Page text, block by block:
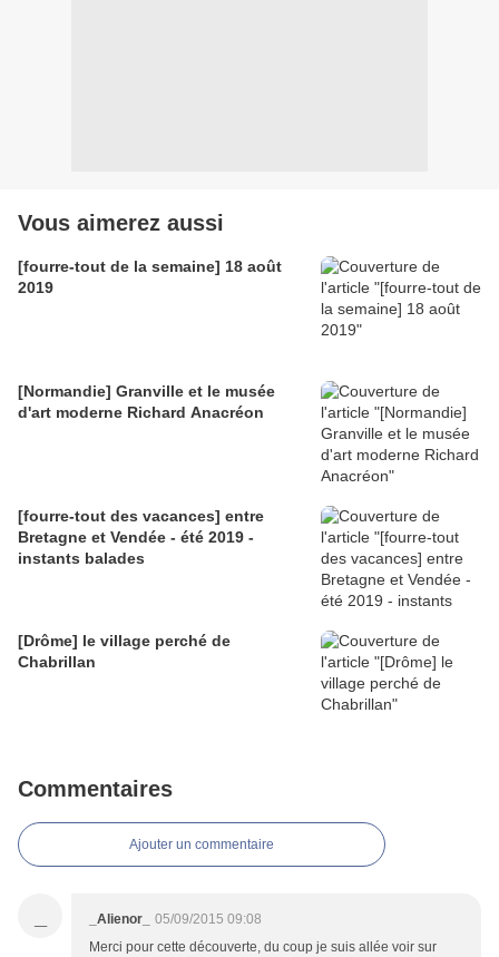
Vous aimerez aussi
[fourre-tout de la semaine] 18 août
2019
[Normandie] Granville et le musée
d'art moderne Richard Anacréon
[fourre-tout des vacances] entre
Bretagne et Vendée - été 2019 -
instants balades
[Drôme] le village perché de
Chabrillan
Commentaires
Ajouter un commentaire
_Alienor_
05/09/2015 09:08
Merci pour cette découverte, du coup je suis allée voir sur